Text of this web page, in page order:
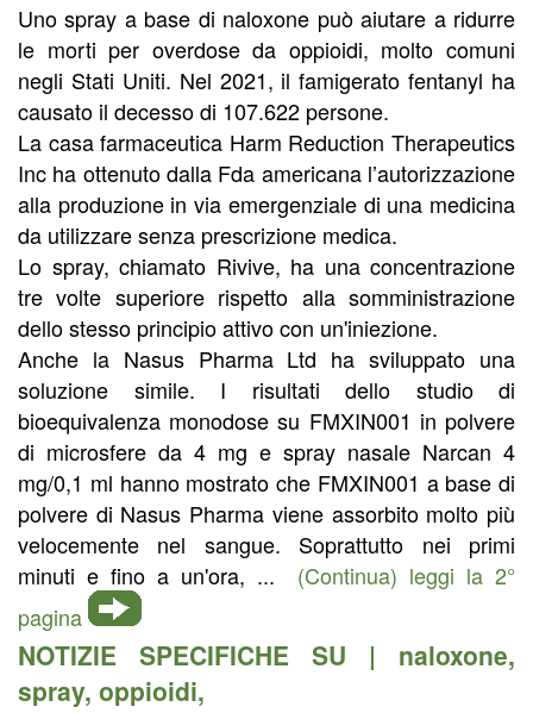
Uno spray a base di naloxone può aiutare a ridurre
le morti per overdose da oppioidi, molto comuni
negli Stati Uniti. Nel 2021, il famigerato fentanyl ha
causato il decesso di 107.622 persone.
La casa farmaceutica Harm Reduction Therapeutics
Inc ha ottenuto dalla Fda americana l’autorizzazione
alla produzione in via emergenziale di una medicina
da utilizzare senza prescrizione medica.
Lo spray, chiamato Rivive, ha una concentrazione
tre volte superiore rispetto alla somministrazione
dello stesso principio attivo con un'iniezione.
Anche la Nasus Pharma Ltd ha sviluppato una
soluzione simile. I risultati dello studio di
bioequivalenza monodose su FMXIN001 in polvere
di microsfere da 4 mg e spray nasale Narcan 4
mg/0,1 ml hanno mostrato che FMXIN001 a base di
polvere di Nasus Pharma viene assorbito molto più
velocemente nel sangue. Soprattutto nei primi
minuti e fino a un'ora, ... (Continua) leggi la 2°
pagina
NOTIZIE SPECIFICHE SU | naloxone,
spray, oppioidi,